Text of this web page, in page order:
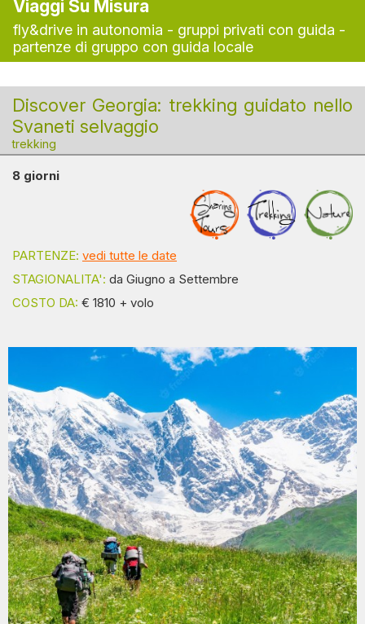
Viaggi Su Misura
fly&drive in autonomia - gruppi privati con guida -
partenze di gruppo con guida locale
Discover Georgia: trekking guidato nello
Svaneti selvaggio
trekking
8 giorni
PARTENZE: vedi tutte le date
STAGIONALITA': da Giugno a Settembre
COSTO DA: € 1810 + volo